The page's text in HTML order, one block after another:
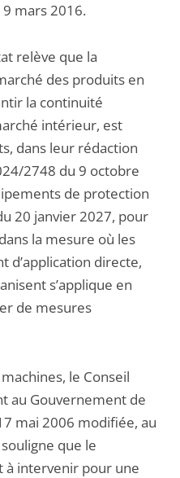
mars 2016.
relève que la
des produits en
la continuité
intérieur, est
dans leur rédaction
2748 du 9 octobre
de protection
20 janvier 2027, pour
la mesure où les
d’application directe,
s’applique en
de mesures
le Conseil
au Gouvernement de
mai 2006 modifiée, au
que le
à intervenir pour une